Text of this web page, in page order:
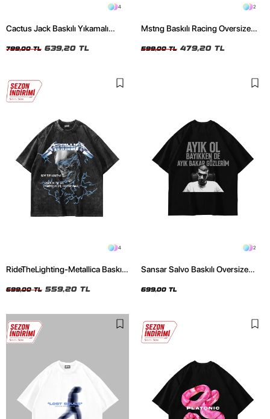
4
Cactus Jack Baskılı Yıkamalı
799,00 TL 639,20 TL
2
Mstng Baskılı Racing Oversize
599,00 TL 479,20 TL
4
RideTheLighting-Metallica Baskılı
Tshirt
699,00 TL 559,20 TL
2
Sansar Salvo Baskılı Oversize
699,00 TL